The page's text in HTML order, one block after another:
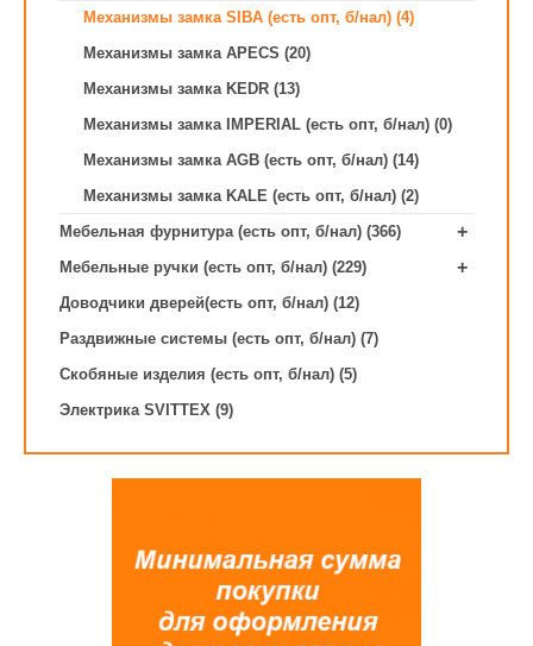
Механизмы замка SIBA (есть опт, б/нал) (4)
Механизмы замка APECS (20)
Механизмы замка KEDR (13)
Механизмы замка IMPERIAL (есть опт, б/нал) (0)
Механизмы замка AGB (есть опт, б/нал) (14)
Механизмы замка KALE (есть опт, б/нал) (2)
Мебельная фурнитура (есть опт, б/нал) (366)
+
Мебельные ручки (есть опт, б/нал) (229) +
Доводчики дверей(есть опт, б/нал) (12)
Раздвижные системы (есть опт, б/нал) (7)
Скобяные изделия (есть опт, б/нал) (5)
Электрика SVITTEX (9)